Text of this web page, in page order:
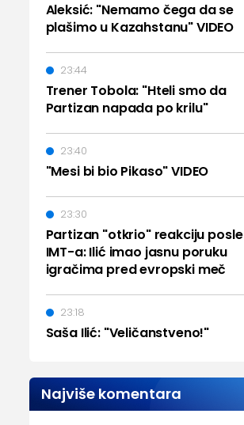
Aleksić: "Nemamo čega da se
plašimo u Kazahstanu" VIDEO
Trener Tobola: "Hteli smo da
Partizan napada po krilu"
23:44
"Mesi bi bio Pikaso" VIDEO
23:40
Partizan "otkrio" reakciju posle
IMT-a: Ilić imao jasnu poruku
igračima pred evropski meč
23:30
Saša Ilić: "Veličanstveno!"
23:18
Najviše komentara